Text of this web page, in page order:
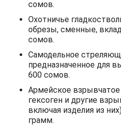
сомов.
Охотничье
обрезы, сменные,
сомов.
Самодельное
предназначенное для
600 сомов.
Армейское
гексоген и другие
включая изделия из
грамм.